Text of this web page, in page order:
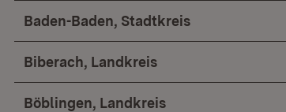
Baden-Baden, Stadtkreis
Biberach, Landkreis
Böblingen, Landkreis